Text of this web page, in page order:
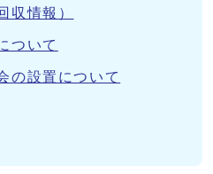
収情報）
ついて
の設置について